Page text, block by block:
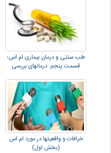
طب سنتی و درمان بیماری ام اس؛
قسمت پنجم: درمانهای بررسی
خرافات و واقعیتها در مورد ام اس
(بخش اول)